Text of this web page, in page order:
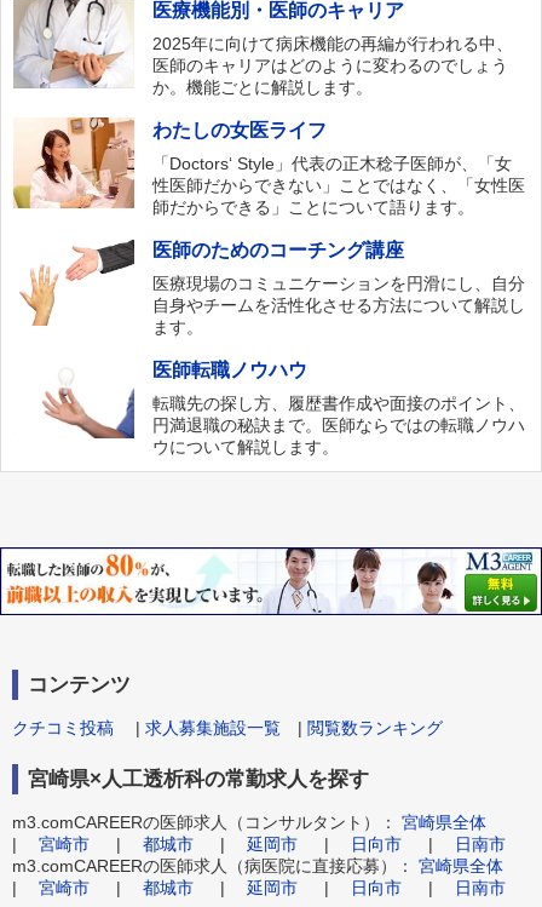
医療機能別・医師のキャリア
2025年に向けて病床機能の再編が行われる中、
医師のキャリアはどのように変わるのでしょう
か。機能ごとに解説します。
わたしの女医ライフ
「Doctors‘ Style」代表の正木稔子医師が、「女
性医師だからできない」ことではなく、「女性医
師だからできる」ことについて語ります。
医師のためのコーチング講座
医療現場のコミュニケーションを円滑にし、自分
自身やチームを活性化させる方法について解説し
ます。
医師転職ノウハウ
転職先の探し方、履歴書作成や面接のポイント、
円満退職の秘訣まで。医師ならではの転職ノウハ
ウについて解説します。
コンテンツ
クチコミ投稿 | 求人募集施設一覧 | 閲覧数ランキング
宮崎県×人工透析科の常勤求人を探す
m3.comCAREERの医師求人（コンサルタント）： 宮崎県全体
| 宮崎市 | 都城市 | 延岡市 | 日向市 |
日南市
m3.comCAREERの医師求人（病医院に直接応募）： 宮崎県全体
| 宮崎市 | 都城市 | 延岡市 | 日向市 | 日南市